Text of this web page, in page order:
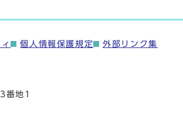
個人情報保護規定 外部リンク集
番地1